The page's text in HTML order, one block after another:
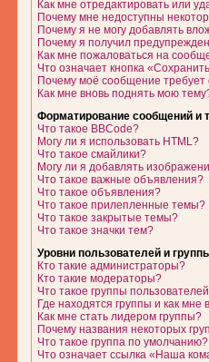
Как мне отредактировать или
Почему мне недоступны
Почему я не могу добавлять
Почему я получил
Как мне пожаловаться на
Что означает кнопка
Почему моё сообщение требует
Как мне вновь поднять мою
Форматирование сообщений и
Что такое BBCode?
Могу ли я использовать HTML?
Что такое смайлики?
Могу ли я добавлять
Что такое важные объявления?
Что такое объявления?
Что такое прилепленные темы?
Что такое закрытые темы?
Что такое значки тем?
Уровни пользователей и
Кто такие администраторы?
Кто такие модераторы?
Что такое группы
Где находятся группы и как мне
Как мне стать лидером группы?
Почему названия некоторых
Что такое группа по умолчанию?
Что означает ссылка «Наша